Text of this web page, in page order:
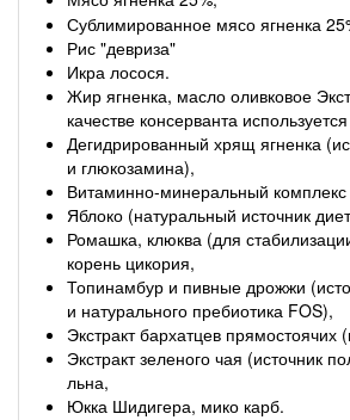
Сублимированное мясо ягненка
Рис "девриза"
Икра лосося.
Жир ягненка, масло оливковое
качестве консерванта
Дегидрированный хрящ ягненка
и глюкозамина),
Витаминно-минеральный комплекс
Яблоко (натуральный источник
Ромашка, клюква (для
корень цикория,
Топинамбур и пивные дрожжи
и натурального пребиотика FOS),
Экстракт бархатцев прямостоячих
Экстракт зеленого чая (источник
льна,
Юкка Шидигера, мико карб.